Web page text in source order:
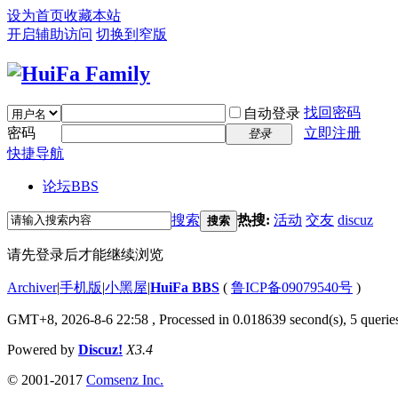
设为首页收藏本站
开启辅助访问 切换到窄版
自动登录 找回密码
密码
登录
立即注册
快捷导航
论坛BBS
搜索 搜索 热搜: 活动 交友 discuz
请先登录后才能继续浏览
Archiver|手机版|小黑屋|HuiFa BBS ( 鲁ICP备09079540号 )
GMT+8, 2026-8-6 22:58 , Processed in 0.018639 second(s), 5
Powered by Discuz! X3.4
© 2001-2017 Comsenz Inc.